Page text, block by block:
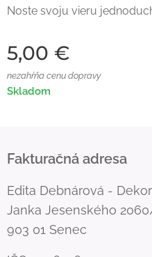
Noste svoju vieru
5,00 €
nezahŕňa cenu dopravy
Skladom
Fakturačná adresa
Edita Debnárová -
Janka Jesenského
903 01 Senec